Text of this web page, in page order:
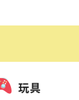
玩具